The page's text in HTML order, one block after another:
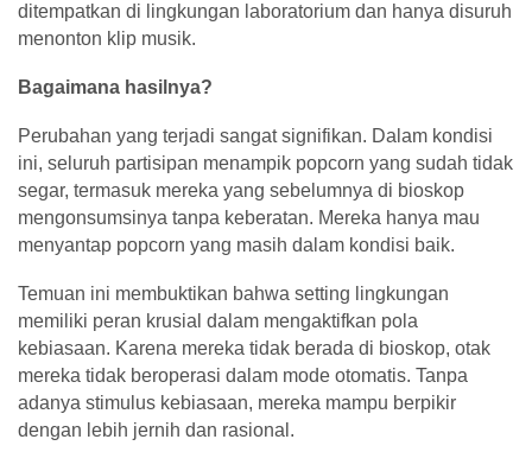
ditempatkan di lingkungan laboratorium dan hanya disuruh
menonton klip musik.
Bagaimana hasilnya?
Perubahan yang terjadi sangat signifikan. Dalam kondisi
ini, seluruh partisipan menampik popcorn yang sudah tidak
segar, termasuk mereka yang sebelumnya di bioskop
mengonsumsinya tanpa keberatan. Mereka hanya mau
menyantap popcorn yang masih dalam kondisi baik.
Temuan ini membuktikan bahwa setting lingkungan
memiliki peran krusial dalam mengaktifkan pola
kebiasaan. Karena mereka tidak berada di bioskop, otak
mereka tidak beroperasi dalam mode otomatis. Tanpa
adanya stimulus kebiasaan, mereka mampu berpikir
dengan lebih jernih dan rasional.